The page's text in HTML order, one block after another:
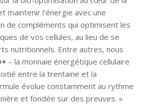
maintenir l’énergie avec une
de compléments qui optimisent les
de vos cellules, au lieu de se
nutritionnels. Entre autres, nous
– la monnaie énergétique cellulaire
entre la trentaine et la
évolue constamment au rythme
et fondée sur des preuves. »